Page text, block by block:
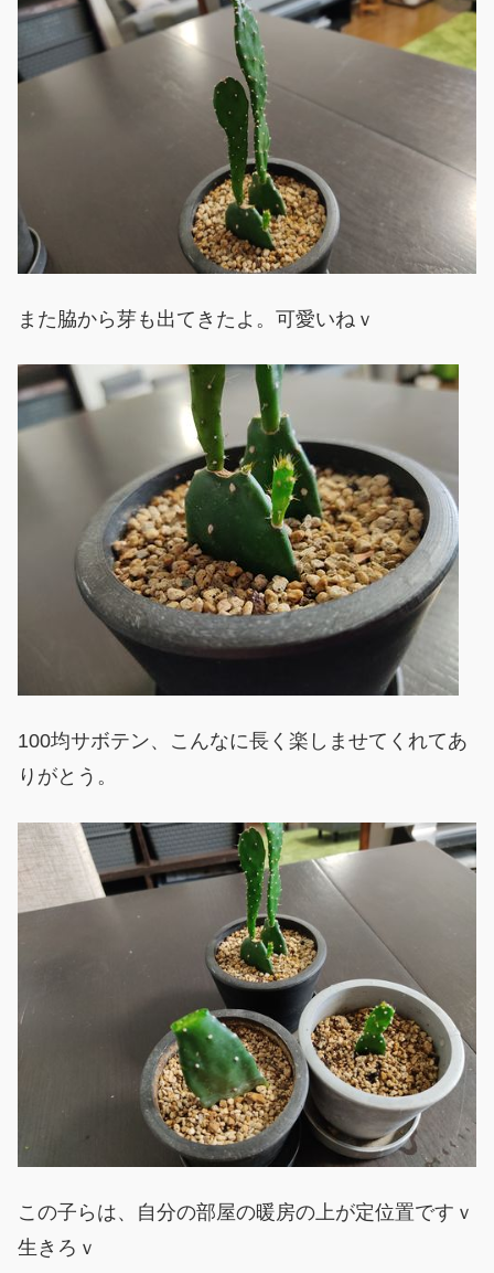
また脇から芽も出てきたよ。可愛いねｖ
100均サボテン、こんなに長く楽しませてくれてあ
りがとう。
この子らは、自分の部屋の暖房の上が定位置ですｖ
生きろｖ